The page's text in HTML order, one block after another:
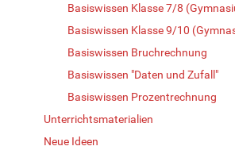
Basiswissen Klasse 7/8
Basiswissen Klasse 9/10
Basiswissen Bruchrechnung
Basiswissen "Daten und Zufall"
Basiswissen Prozentrechnung
Unterrichtsmaterialien
Neue Ideen